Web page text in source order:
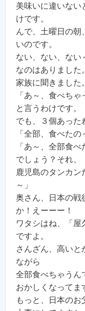
美味いに違いない
けです。
んで、土曜日の朝
いのです。
ない、ない、ない
なのはありました。
家族に聞きました
「あ～、食べち
と言うわけです。
でも、３個あった
「全部、食べたの
「あ～、全部食
でしょう？それ、
鹿児島のタンカン
～」
奥さん、日本の戦
か！えーーー！
ワタシはね、「屋
ですよ。
さんざん、高いと
ながら
全部食べちゃうん
おかしくなってま
もっと、日本のお